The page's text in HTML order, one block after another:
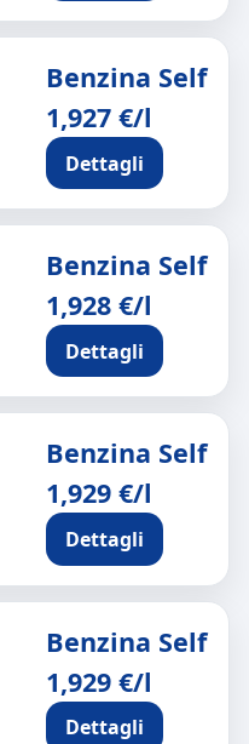
Benzina Self
1,927 €/l
Dettagli
Benzina Self
1,928 €/l
Dettagli
Benzina Self
1,929 €/l
Dettagli
Benzina Self
1,929 €/l
Dettagli